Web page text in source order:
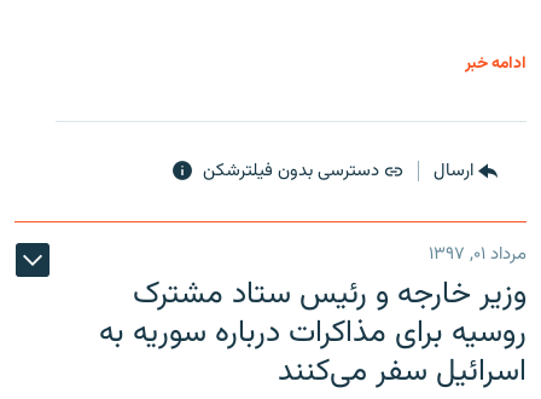
ادامه خبر
ارسال دسترسی بدون فیلترشکن
مرداد ۰۱, ۱۳۹۷
وزیر خارجه و رئیس‌ ستاد مشترک
روسیه برای مذاکرات درباره سوریه به
اسرائیل سفر می‌کنند